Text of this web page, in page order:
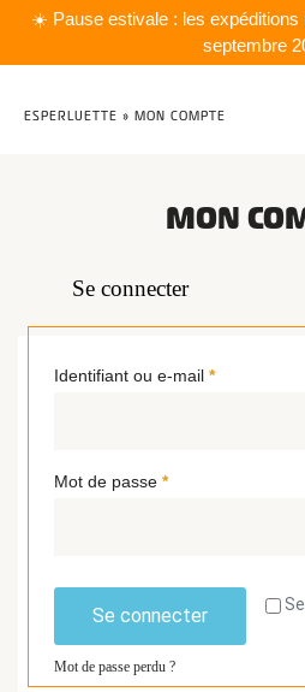
☀️ Pause estivale : les expéditions
septembre
ESPERLUETTE » MON COMPTE
MON
Se connecter
Identifiant ou e-mail *
Mot de passe *
Se connecter
Mot de passe perdu ?